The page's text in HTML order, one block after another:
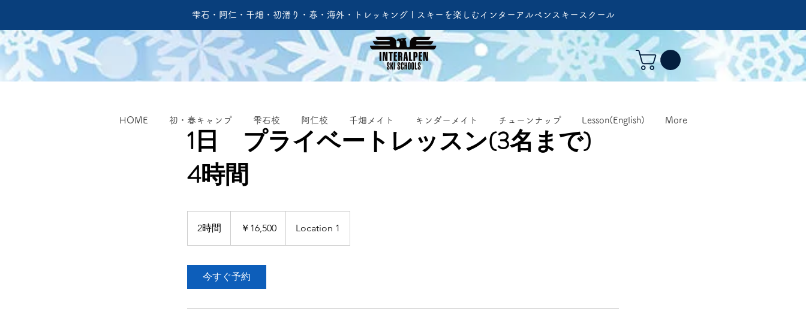
雫石・阿仁・千畑・初滑り・春・海外・トレッキング | スキーを楽しむインターアルペンスキースクール
HOME 初・春キャンプ 雫石校 阿仁校 千畑メイト キンダーメイト チューンナップ Lesson(English) More
1日 プライベートレッスン(3名まで)
4時間
2時間
時
￥16,500 Location 1
今すぐ予約